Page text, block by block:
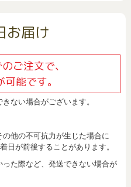
お届け
ご注文で、
能です。
ない場合がございます。
他の不可抗力が生じた場合に
日が前後することがあります。
た際など、発送できない場合が